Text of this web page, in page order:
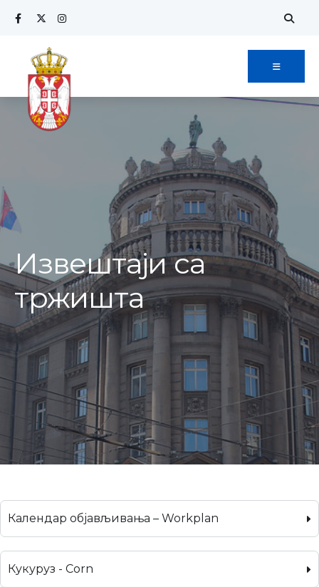
Извештаји са
тржишта
Календар објављивања – Workplan
Кукуруз - Corn